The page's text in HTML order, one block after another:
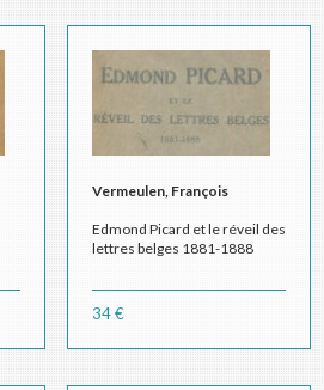
Vermeulen, François
Edmond Picard et le réveil des
lettres belges 1881-1888
34 €